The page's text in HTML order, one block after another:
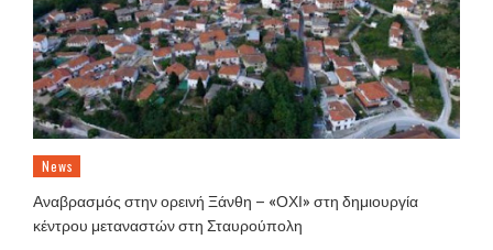
News
Αναβρασμός στην ορεινή Ξάνθη – «ΟΧΙ» στη δημιουργία
κέντρου μεταναστών στη Σταυρούπολη